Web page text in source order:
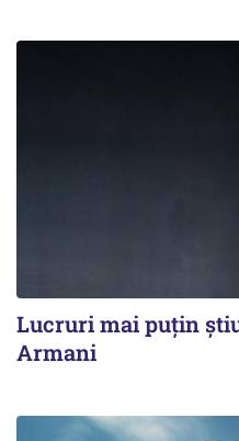
Lucruri mai puțin
Armani